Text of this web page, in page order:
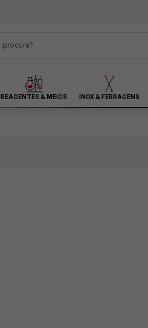
REAGENTES & MEIOS INOX & FERRAGENS